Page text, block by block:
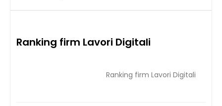
Ranking firm Lavori Digitali
Ranking firm Lavori Digitali